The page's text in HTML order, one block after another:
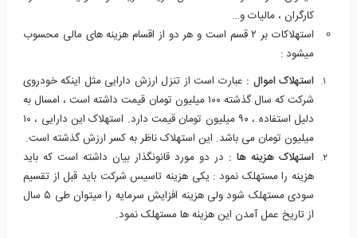
کارگران ، مالیات و…
استهلاکات بر ۲ قسم است و هر دو از اقسام هزینه های مالی محسوب
میشود :
استهلاک اموال : عبارت است از تنزل ارزش دارایی مثل اینکه خودروی
شرکت که سال گذشته ۱۰۰ میلیون تومان قیمت داشته است ، امسال به
دلیل استفاده ، ۹۰ میلیون تومان قیمت دارد. استهلاک این دارایی ، ۱۰
میلیون تومان می باشد. این استهلاک ناظر به کسر ارزش گذشته است.
استهلاک هزینه ها : در دو مورد قانونگذار بیان داشته است که باید
هزینه را مستهلک نمود : یکی هزینه تاسیس شرکت باید قبل از تقسیم
سودی مستهلک شود ولی هزینه افزایش سرمایه را میتوان طی ۵ سال
از تاریخ عمل آمدن این هزینه ها مستهلک نمود.